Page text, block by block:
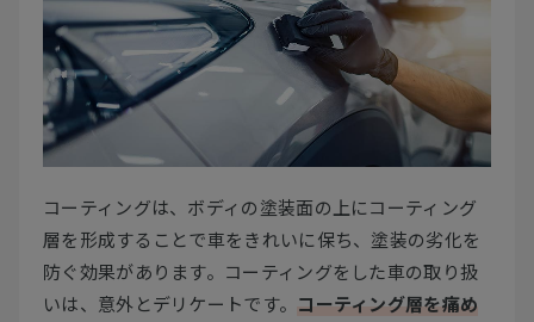
コーティングは、ボディの塗装面の上にコーティング
層を形成することで車をきれいに保ち、塗装の劣化を
防ぐ効果があります。コーティングをした車の取り扱
いは、意外とデリケートです。 コーティング層を痛め